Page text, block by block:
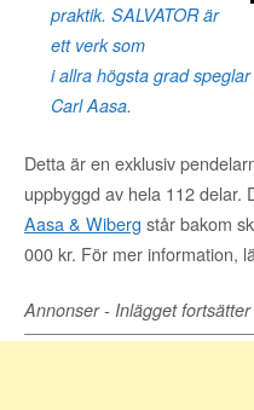
praktik. SALVATOR är
ett verk som
i allra högsta grad
Carl Aasa.
Detta är en exklusiv
uppbyggd av hela 112 delar.
Aasa & Wiberg står bakom
000 kr. För mer information,
Annonser - Inlägget